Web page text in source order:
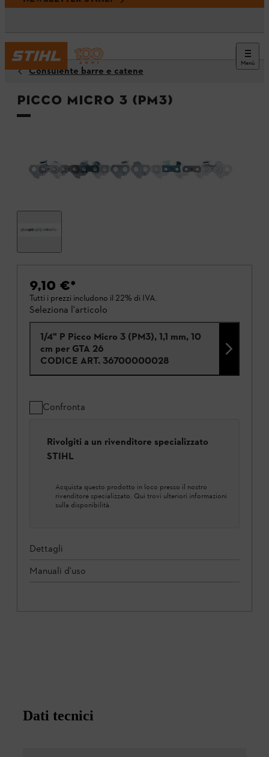
Menù
Consulente barre e catene
Picco Micro 3 (PM3)
9,10 €*
Tutti i prezzi includono il 22% di IVA.
Seleziona l'articolo
1/4" P Picco Micro 3 (PM3), 1,1 mm, 10
cm per GTA 26
CODICE ART. 36700000028
Confronta
Rivolgiti a un rivenditore specializzato
STIHL
Acquista questo prodotto in loco presso il nostro
rivenditore specializzato. Qui trovi ulteriori informazioni
sulla disponibilità.
Dettagli
Manuali d'uso
Dati tecnici